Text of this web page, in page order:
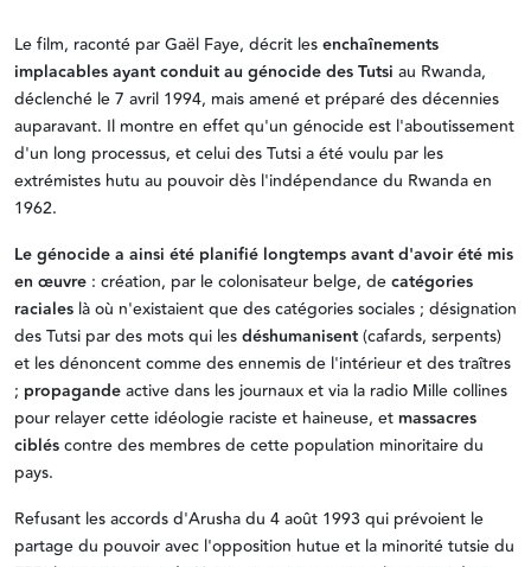
Le film, raconté par Gaël Faye, décrit lesenchaînements
implacables ayant conduit au génocide des Tutsi au Rwanda,
déclenché le 7 avril 1994, mais amené et préparé des décennies
auparavant. Il montre en effet qu'un génocide est l'aboutissement
d'un long processus, et celui des Tutsi a été voulu par les
extrémistes hutu au pouvoir dès l'indépendance du Rwanda en
1962.
Le génocide a ainsi été planifié longtemps avant d'avoir été mis
en œuvre : création, par le colonisateur belge, decatégories
raciales là où n'existaient que des catégories sociales ; désignation
des Tutsi par des mots qui lesdéshumanisent(cafards, serpents)
et les dénoncent comme des ennemis de l'intérieur et des traîtres
; propagandeactive dans les journaux et via la radio Mille collines
pour relayer cette idéologie raciste et haineuse, etmassacres
cibléscontre des membres de cette population minoritaire du
pays.
Refusant les accords d'Arusha du 4 août 1993 qui prévoient le
partage du pouvoir avec l'opposition hutue et la minorité tutsie du